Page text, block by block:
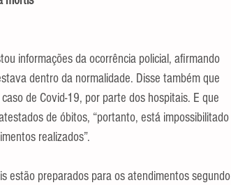
informações da ocorrência policial, afirmando
dentro da normalidade. Disse também que
de Covid-19, por parte dos hospitais. E que
de óbitos, “portanto, está impossibilitado
realizados”.
estão preparados para os atendimentos segundo